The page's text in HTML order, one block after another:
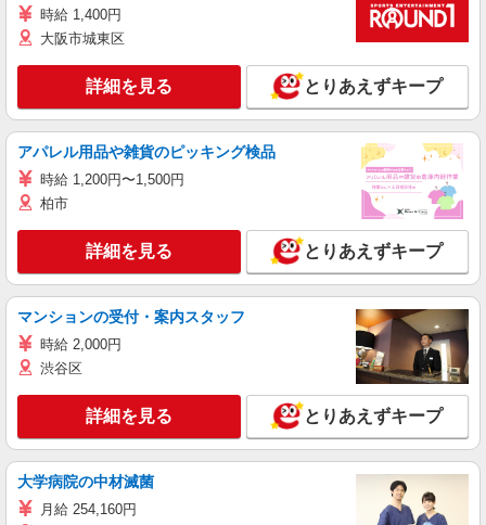
時給 1,400円
大阪市城東区
詳細を見る とりあえずキープ
アパレル用品や雑貨のピッキング検品
時給 1,200円〜1,500円
柏市
詳細を見る とりあえずキープ
マンションの受付・案内スタッフ
時給 2,000円
渋谷区
詳細を見る とりあえずキープ
大学病院の中材滅菌
月給 254,160円